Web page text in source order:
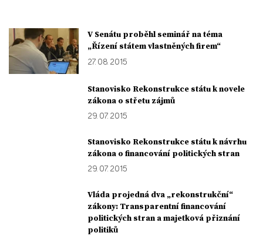
V Senátu proběhl seminář na téma
„Řízení státem vlastněných firem“
27. 08. 2015
Stanovisko Rekonstrukce státu k novele
zákona o střetu zájmů
29. 07. 2015
Stanovisko Rekonstrukce státu k návrhu
zákona o financování politických stran
29. 07. 2015
Vláda projedná dva „rekonstrukční“
zákony: Transparentní financování
politických stran a majetková přiznání
politiků